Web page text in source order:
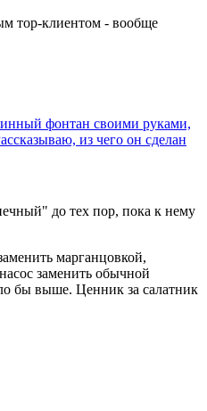
тор-клиентом - вообще
фонтан своими руками,
из чего он сделан
до тех пор, пока к нему
марганцовкой,
заменить обычной
бы выше. Ценник за салатник